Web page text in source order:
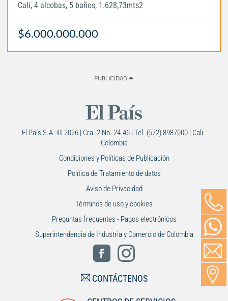
Cali, 4 alcobas, 5 baños, 1.628,73mts2
$6.000.000.000
PUBLICIDAD
El País S.A. © 2026 | Cra. 2 No. 24-46 | Tel. (572) 8987000 | Cali -
Colombia
Condiciones y Políticas de Publicación
Política de Tratamiento de datos
Aviso de Privacidad
Términos de uso y cookies
Preguntas frecuentes - Pagos electrónicos
Superintendencia de Industria y Comercio de Colombia
CONTÁCTENOS